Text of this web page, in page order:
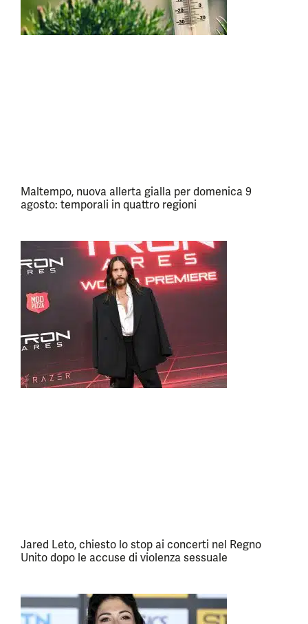
Maltempo, nuova allerta gialla per domenica 9
agosto: temporali in quattro regioni
Jared Leto, chiesto lo stop ai concerti nel Regno
Unito dopo le accuse di violenza sessuale